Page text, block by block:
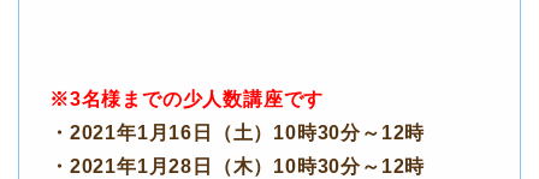
※3名様までの少人数講座です
・2021年1月16日（土）10時30分～12時
・2021年1月28日（木）10時30分～12時